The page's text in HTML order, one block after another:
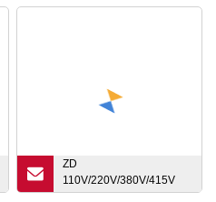
ZD
110V/220V/380V/415V
6W-200W 60mm-104mm